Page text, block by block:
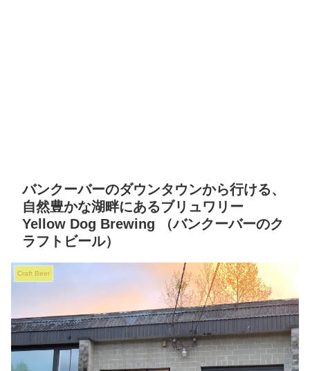
バンクーバーのダウンタウンから行ける、
自然豊かな湖畔にあるブリュワリー
Yellow Dog Brewing （バンクーバーのク
ラフトビール）
Craft Beer